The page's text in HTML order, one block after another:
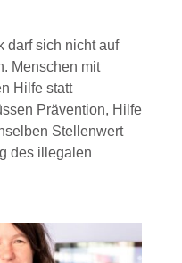
darf sich nicht auf
Menschen mit
Hilfe statt
Prävention, Hilfe
Stellenwert
des illegalen